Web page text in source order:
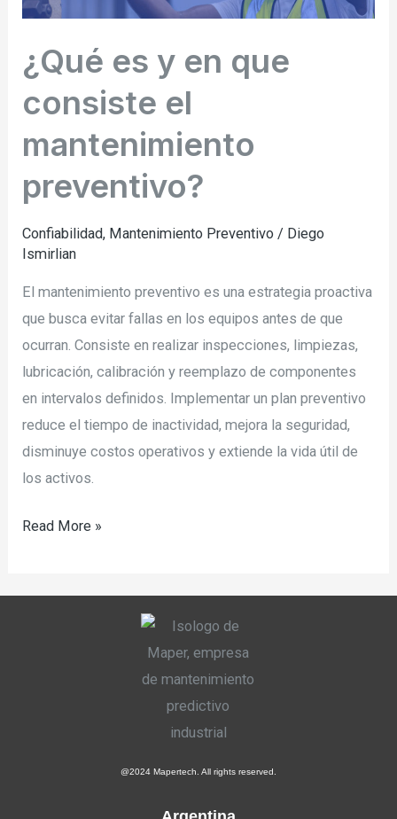
¿Qué es y en que
consiste el
mantenimiento
preventivo?
Confiabilidad, Mantenimiento Preventivo / Diego
Ismirlian
El mantenimiento preventivo es una estrategia proactiva
que busca evitar fallas en los equipos antes de que
ocurran. Consiste en realizar inspecciones, limpiezas,
lubricación, calibración y reemplazo de componentes
en intervalos definidos. Implementar un plan preventivo
reduce el tiempo de inactividad, mejora la seguridad,
disminuye costos operativos y extiende la vida útil de
los activos.
Read More »
@2024 Mapertech. All rights reserved.